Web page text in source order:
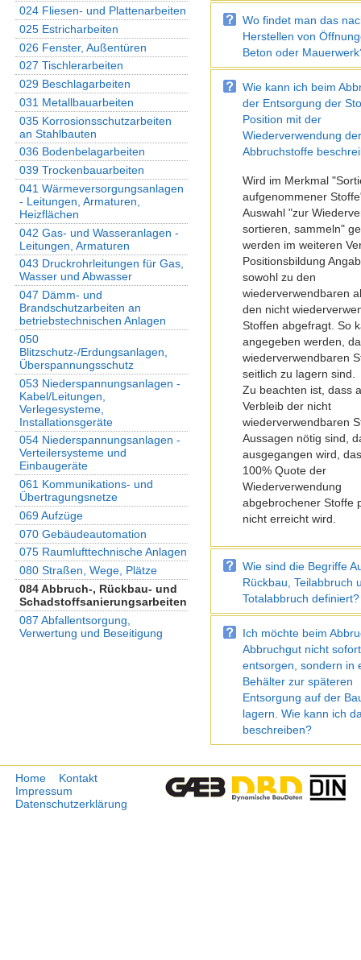
024 Fliesen- und Plattenarbeiten
025 Estricharbeiten
026 Fenster, Außentüren
027 Tischlerarbeiten
029 Beschlagarbeiten
031 Metallbauarbeiten
035 Korrosionsschutzarbeiten
an Stahlbauten
036 Bodenbelagarbeiten
039 Trockenbauarbeiten
041 Wärmeversorgungsanlagen
- Leitungen, Armaturen,
Heizflächen
042 Gas- und Wasseranlagen -
Leitungen, Armaturen
043 Druckrohrleitungen für Gas,
Wasser und Abwasser
047 Dämm- und
Brandschutzarbeiten an
betriebstechnischen Anlagen
050
Blitzschutz-/Erdungsanlagen,
Überspannungsschutz
053 Niederspannungsanlagen -
Kabel/Leitungen,
Verlegesysteme,
Installationsgeräte
054 Niederspannungsanlagen -
Verteilersysteme und
Einbaugeräte
061 Kommunikations- und
Übertragungsnetze
069 Aufzüge
070 Gebäudeautomation
075 Raumlufttechnische Anlagen
080 Straßen, Wege, Plätze
084 Abbruch-, Rückbau- und
Schadstoffsanierungsarbeiten
087 Abfallentsorgung,
Verwertung und Beseitigung
Wo findet man das
Herstellen von
Beton oder
Wie kann ich beim
der Entsorgung der
Position mit der
Wiederverwendung
Abbruchstoffe
Wird im Merkmal
aufgenommener
Auswahl "zur
sortieren, sammeln"
werden im weiteren
Positionsbildung
sowohl zu den
wiederverwendbaren
den nicht
Stoffen abgefragt. So
angegeben werden,
wiederverwendbaren
seitlich zu lagern sind.
Zu beachten ist, dass
Verbleib der nicht
wiederverwendbaren
Aussagen nötig sind,
ausgegangen wird,
100% Quote der
Wiederverwendung
abgebrochener Stoffe
nicht erreicht wird.
Wie sind die Begriffe
Rückbau, Teilabbruch
Totalabbruch definiert?
Ich möchte beim
Abbruchgut nicht sofort
entsorgen, sondern in
Behälter zur späteren
Entsorgung auf der
lagern. Wie kann ich
beschreiben?
Home
Kontakt
Impressum
Datenschutzerklärung